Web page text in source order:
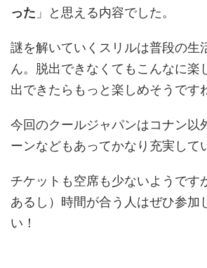
った 」と思える内容でした。
謎を解いていくスリルは普段の生
ん。脱出できなくてもこんなに楽
出できたらもっと楽しめそうです
今回のクールジャパンはコナン以
ーンなどもあってかなり充実して
チケットも空席も少ないようです
あるし）時間が合う人はぜひ参加
い！